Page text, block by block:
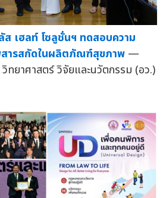
เฮลท์ โซลูชั่นฯ ทดสอบความ
ารสกัดในผลิตภัณฑ์สุขภาพ —
ทยาศาสตร์ วิจัยและนวัตกรรม (อว.)